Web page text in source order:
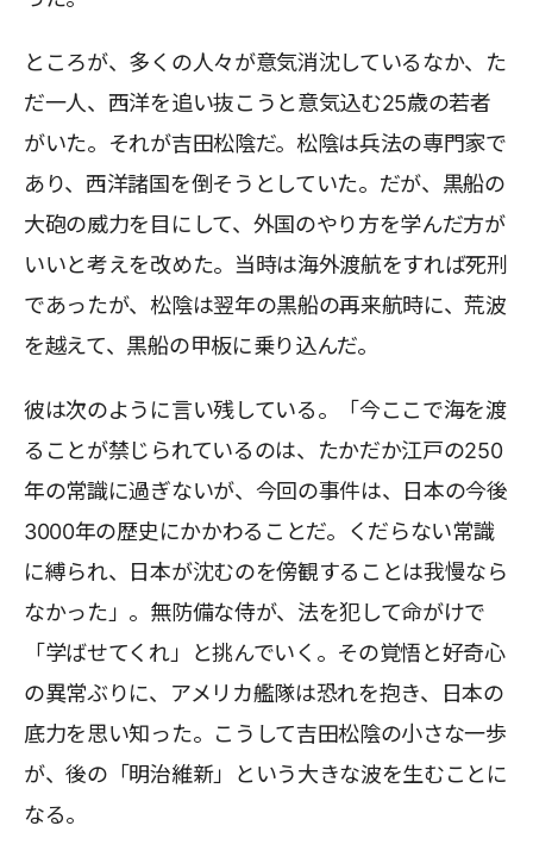
ところが、多くの人々が意気消沈しているなか、た
だ一人、西洋を追い抜こうと意気込む25歳の若者
がいた。それが吉田松陰だ。松陰は兵法の専門家で
あり、西洋諸国を倒そうとしていた。だが、黒船の
大砲の威力を目にして、外国のやり方を学んだ方が
いいと考えを改めた。当時は海外渡航をすれば死刑
であったが、松陰は翌年の黒船の再来航時に、荒波
を越えて、黒船の甲板に乗り込んだ。
彼は次のように言い残している。「今ここで海を渡
ることが禁じられているのは、たかだか江戸の250
年の常識に過ぎないが、今回の事件は、日本の今後
3000年の歴史にかかわることだ。くだらない常識
に縛られ、日本が沈むのを傍観することは我慢なら
なかった」。無防備な侍が、法を犯して命がけで
「学ばせてくれ」と挑んでいく。その覚悟と好奇心
の異常ぶりに、アメリカ艦隊は恐れを抱き、日本の
底力を思い知った。こうして吉田松陰の小さな一歩
が、後の「明治維新」という大きな波を生むことに
なる。